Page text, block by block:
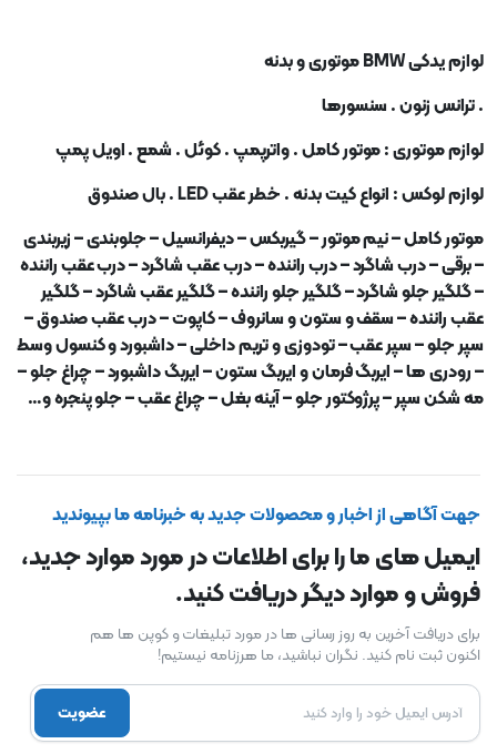
لوازم یدکیBMW
موتوری و بدنه
. ترانس زنون . سنسورها
لوازم موتوری : موتور کامل . واترپمپ . کوئل . شمع . اویل پمپ
لوازم لوکس : انواع کیت بدنه . خطر عقبLED .
بال صندوق
موتور کامل–نیم موتور–گیربکس–دیفرانسیل–جلوبندی–زیربندی
–برقی–درب شاگرد–درب راننده–درب عقب شاگرد–درب عقب راننده
–گلگیر جلو شاگرد–گلگیر جلو راننده–گلگیر عقب شاگرد–گلگیر
عقب راننده–سقف و ستون و سانروف–کاپوت–درب عقب صندوق–
سپر جلو–سپر عقب–تودوزی و تریم داخلی–داشبورد و کنسول وسط
–رودری ها–ایربگ فرمان و ایربگ ستون–ایربگ داشبورد–چراغ جلو–
مه شکن سپر–پرژوکتور جلو–آینه بغل–چراغ عقب–جلو پنجره و…
جهت آگاهی از اخبار و محصولات جدید به خبرنامه ما بپیوندید
ایمیل های ما را برای اطلاعات در مورد موارد جدید،
فروش و موارد دیگر دریافت کنید.
برای دریافت آخرین به روز رسانی ها در مورد تبلیغات و کوپن ها هم
اکنون ثبت نام کنید. نگران نباشید، ما هرزنامه نیستیم!
عضویت